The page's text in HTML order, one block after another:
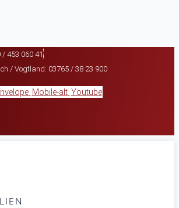
/ 453 060 41
/ Vogtland: 03765 / 38 23 900
Mobile-alt Youtube